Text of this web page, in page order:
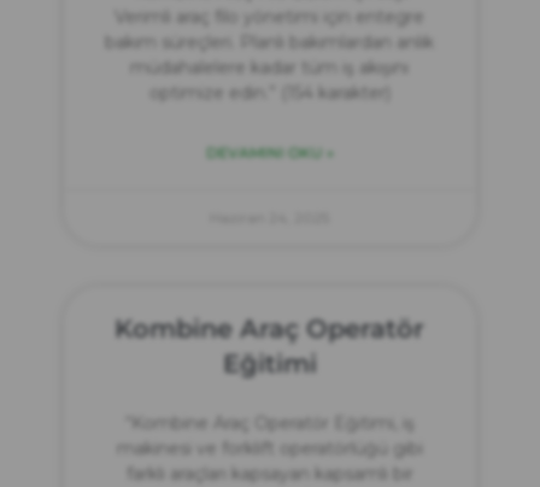
Verimli araç filo yönetimi için entegre
bakım süreçleri. Planlı bakımlardan anlık
müdahalelere kadar tüm iş akışını
optimize edin.” (154 karakter)
DEVAMINI OKU »
Kombine Araç Operatör
Eğitimi
“Kombine Araç Operatör Eğitimi, iş
makinesi ve forklift operatörlüğü gibi
farklı araçları kapsayan kapsamlı bir